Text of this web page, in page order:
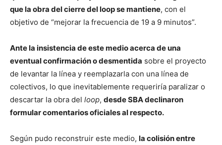
que la obra del cierre del loop se mantiene, con el
objetivo de “mejorar la frecuencia de 19 a 9 minutos”.
Ante la insistencia de este medio acerca de una
eventual confirmación o desmentida sobre el proyecto
de levantar la línea y reemplazarla con una línea de
colectivos, lo que inevitablemente requeriría paralizar o
descartar la obra del loop, desde SBA declinaron
formular comentarios oficiales al respecto.
Según pudo reconstruir este medio, la colisión entre